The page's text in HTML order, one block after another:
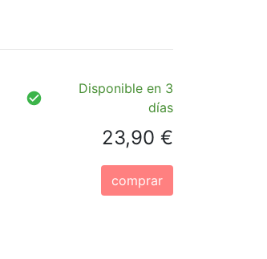
Disponible en 3
días
23,90 €
comprar